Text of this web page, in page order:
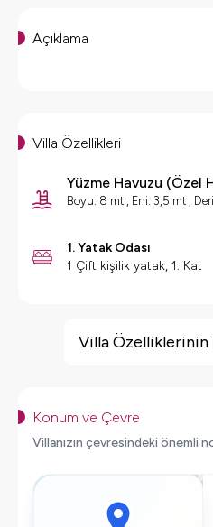
Açıklama
Villa Özellikleri
Yüzme Havuzu (Özel
Boyu: 8 mt , Eni: 3,5 mt ,
1. Yatak Odası
1 Çift kişilik yatak, 1. Kat
Salıncak
Korunaklı Havuz
Bulaşık Makinesi
Çamaşır Makinesi
Villa
Konum ve Çevre
Villanızın çevresindeki önemli